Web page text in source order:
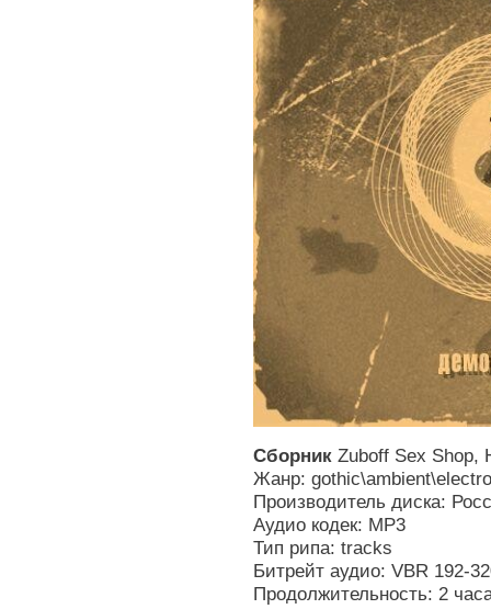
Сборник Zuboff Sex Shop,
Жанр:
Производитель диска:
Аудио кодек: MP3
Тип рипа: tracks
Битрейт аудио: VBR 192-
Продолжительность: 2